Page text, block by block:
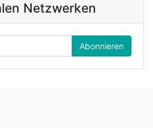
Netzwerken
Abonnieren